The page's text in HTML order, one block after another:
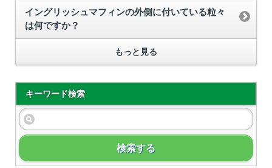
イングリッシュマフィンの外側に付いている粒々
は何ですか？
もっと見る
キーワード検索
検索する